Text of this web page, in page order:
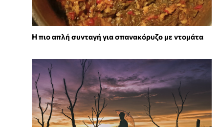
Η πιο απλή συνταγή για σπανακόρυζο με ντομάτα